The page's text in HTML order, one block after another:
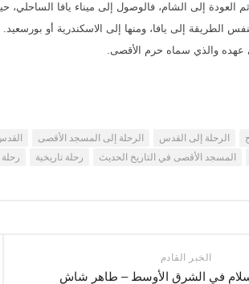
العودة إلى الشام، فالوصول إلى ميناء يافا
الطريقة إلى يافا، ومنها إلى الاسكندرية أو بورسعيد.
والذي سماه حرم الأقصى.
الرحلة إلى القدس الرحلة إلى المسجد الأقصى القدس
المسجد الأقصى في التاريخ الحديث رحلة تاريخية
الخبر القادم
في الشرق الأوسط – طاهر شاش